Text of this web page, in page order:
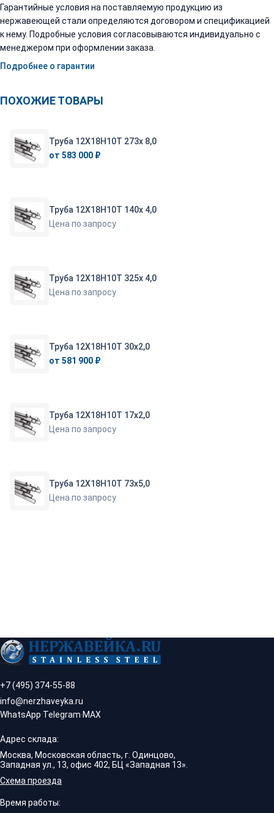
Гарантийные условия на поставляемую продукцию из
нержавеющей стали определяются договором и спецификацией
к нему. Подробные условия согласовываются индивидуально с
менеджером при оформлении заказа.
Подробнее о гарантии
ПОХОЖИЕ ТОВАРЫ
Труба 12Х18Н10Т 273х 8,0
от 583 000 ₽
Труба 12Х18Н10Т 140х 4,0
Цена по запросу
Труба 12Х18Н10Т 325х 4,0
Цена по запросу
Труба 12Х18Н10Т 30х2,0
от 581 900 ₽
Труба 12Х18Н10Т 17х2,0
Цена по запросу
Труба 12Х18Н10Т 73х5,0
Цена по запросу
+7 (495) 374-55-88
info@nerzhaveyka.ru
WhatsApp·Telegram·MAX
Адрес склада:
Москва, Московская область, г. Одинцово,
Западная ул., 13, офис 402, БЦ «Западная 13».
Схема проезда
Время работы: